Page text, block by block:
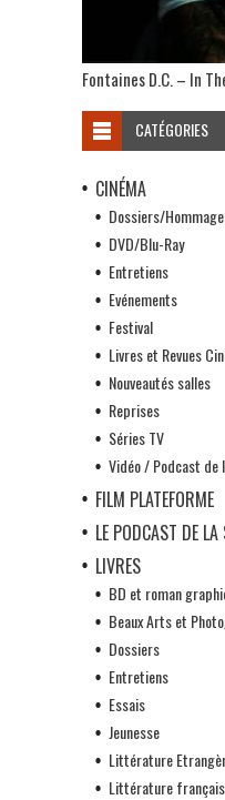
Fontaines D.C. – In
CATÉGORIES
CINÉMA
Dossiers/
DVD/Blu-Ray
Entretiens
Evénements
Festival
Livres et Revues
Nouveautés salles
Reprises
Séries TV
Vidéo / Podcast de
FILM PLATEFORME
LE PODCAST DE LA
LIVRES
BD et roman
Beaux Arts et
Dossiers
Entretiens
Essais
Jeunesse
Littérature
Littérature